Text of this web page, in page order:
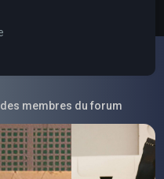
membres du forum